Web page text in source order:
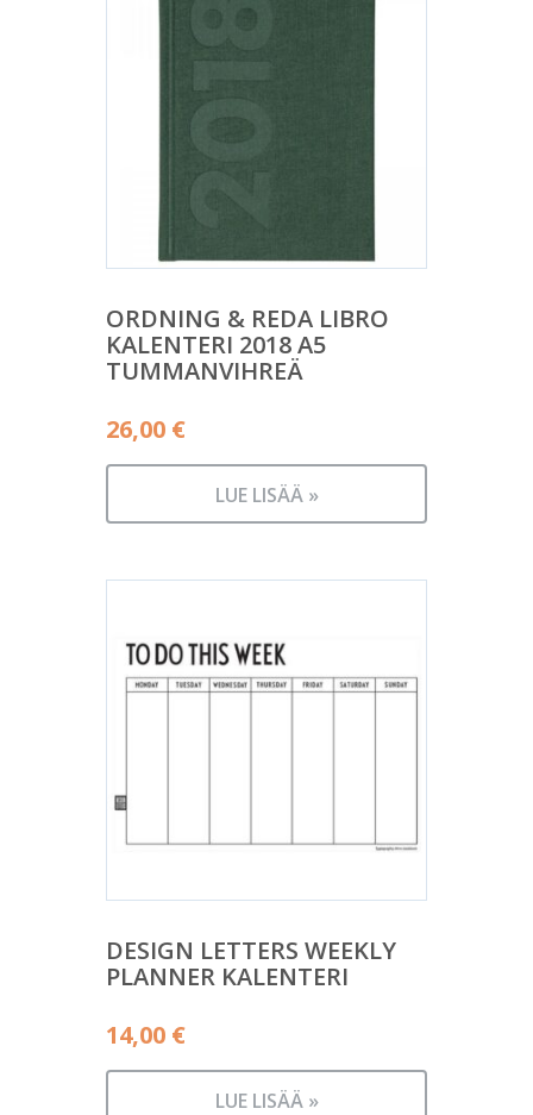
ORDNING & REDA LIBRO
KALENTERI 2018 A5
TUMMANVIHREÄ
26,00 €
LUE LISÄÄ »
DESIGN LETTERS WEEKLY
PLANNER KALENTERI
14,00 €
LUE LISÄÄ »